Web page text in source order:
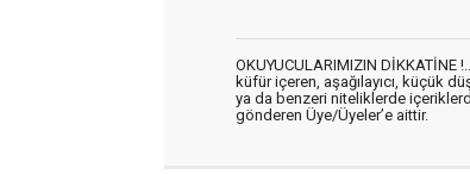
OKUYUCULARIMIZIN DİKKATİNE
küfür içeren, aşağılayıcı, küçük
ya da benzeri niteliklerde
gönderen Üye/Üyeler’e aittir.